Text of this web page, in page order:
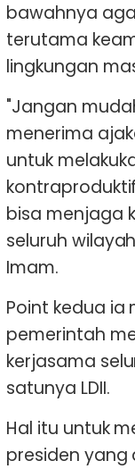
bawahnya
terutama
lingkungan
"Jangan
menerima
untuk
bisa menjaga
seluruh
Imam.
Point kedua
pemerintah
kerjasama
satunya LDII.
Hal itu untuk
presiden yang